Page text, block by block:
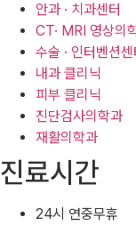
안과 · 치과센터
CT· MRI 영상의
수술 · 인터벤션센
내과 클리닉
피부 클리닉
진단검사의학과
재활의학과
진료시간
24시 연중무휴